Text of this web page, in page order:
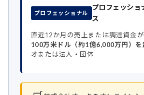
プロフェッショナル
プロフェッショ
ス
直近12か月の売上または調達資金が
100万米ドル（約1億6,000万円）を
オまたは法人・団体